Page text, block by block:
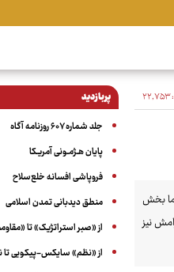
۲۲٬۷۵۳
بخش
نیز
پربازدید
جلد شماره ۶۰۷ روزنامه آگاه
پایان هـژمـونی آمریـکا
فروپاشی افسانه خلع‌سلاح
منطق دیدبانی تمدن اسلامی
از «صبر استراتژیک» تا
از «نظم» سایکس-پیکویی